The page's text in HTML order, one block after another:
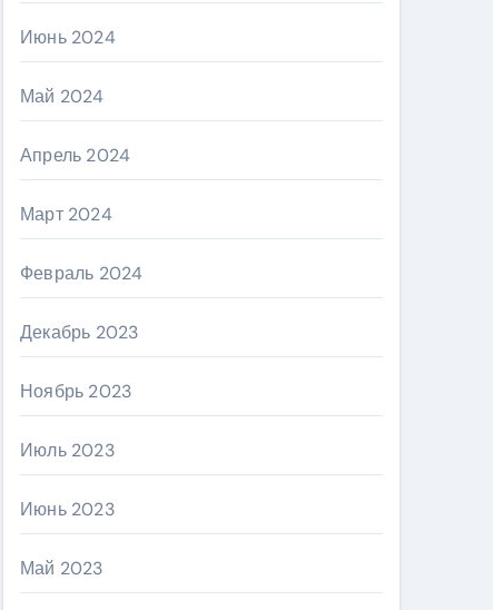
Июнь 2024
Май 2024
Апрель 2024
Март 2024
Февраль 2024
Декабрь 2023
Ноябрь 2023
Июль 2023
Июнь 2023
Май 2023